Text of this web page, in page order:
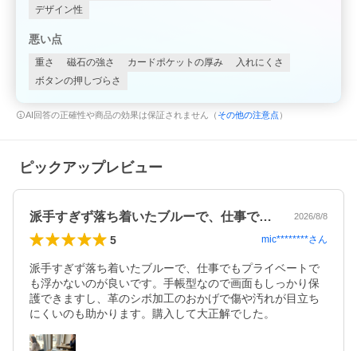
デザイン性
悪い点
重さ 磁石の強さ カードポケットの厚み
入れにくさ
ボタンの押しづらさ
AI回答の正確性や商品の効果は保証されません（ その他の注意点 ）
ピックアップレビュー
派手すぎず落ち着いたブルーで、仕事でも… 2026/8/8
5 mic********さん
派手すぎず落ち着いたブルーで、仕事でもプライベートで
も浮かないのが良いです。手帳型なので画面もしっかり保
護できますし、革のシボ加工のおかげで傷や汚れが目立ち
にくいのも助かります。購入して大正解でした。